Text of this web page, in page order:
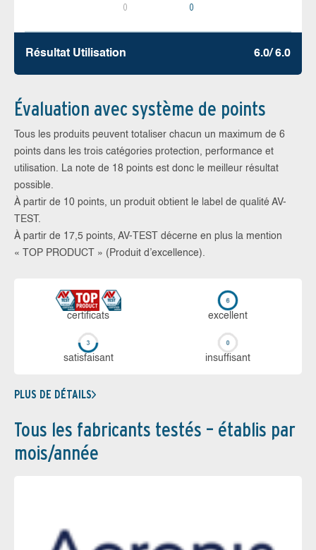
0 0
Résultat Utilisation 6.0/ 6.0
Évaluation avec système de points
Tous les produits peuvent totaliser chacun un maximum de 6
points dans les trois catégories protection, performance et
utilisation. La note de 18 points est donc le meilleur résultat
possible.
À partir de 10 points, un produit obtient le label de qualité AV-
TEST.
À partir de 17,5 points, AV-TEST décerne en plus la mention
« TOP PRODUCT » (Produit d’excellence).
certi­ficats ex­cellent
sa­tis­fai­sant in­suf­fi­sant
PLUS DE DÉTAILS
Tous les fabricants testés – établis par
mois/année